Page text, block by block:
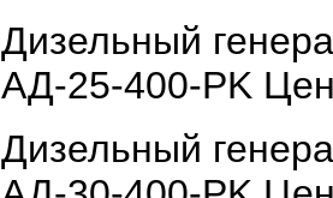
Дизельный
АД-25-400-РK
Дизельный